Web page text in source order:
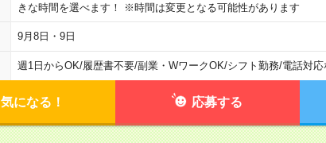
きな時間を選べます！ ※時間は変更となる可能性があります
9月8日・9日
週1日からOK/履歴書不要/副業・WワークOK/シフト勤務/電話対応
気になる！ 応募する